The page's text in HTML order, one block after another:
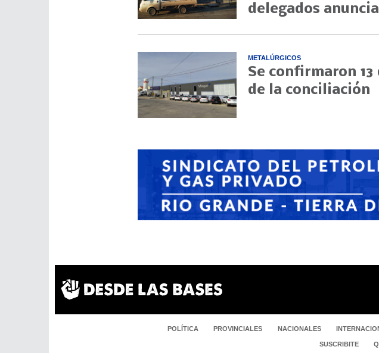
delegados
METALÚRGICOS
Se confirmaron
de la conciliación
POLÍTICA PROVINCIALES NACIONALES
SUSCRIBITE